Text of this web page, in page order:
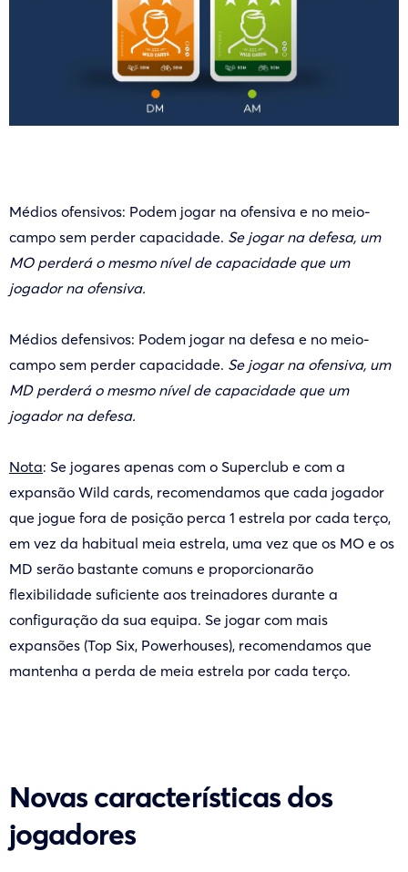
Médios ofensivos: Podem jogar na ofensiva e no meio-
campo sem perder capacidade. Se jogar na defesa, um
MO perderá o mesmo nível de capacidade que um
jogador na ofensiva.
Médios defensivos: Podem jogar na defesa e no meio-
campo sem perder capacidade. Se jogar na ofensiva, um
MD perderá o mesmo nível de capacidade que um
jogador na defesa.
Nota: Se jogares apenas com o Superclub e com a
expansão Wild cards, recomendamos que cada jogador
que jogue fora de posição perca 1 estrela por cada terço,
em vez da habitual meia estrela, uma vez que os MO e os
MD serão bastante comuns e proporcionarão
flexibilidade suficiente aos treinadores durante a
configuração da sua equipa. Se jogar com mais
expansões (Top Six, Powerhouses), recomendamos que
mantenha a perda de meia estrela por cada terço.
Novas características dos
jogadores